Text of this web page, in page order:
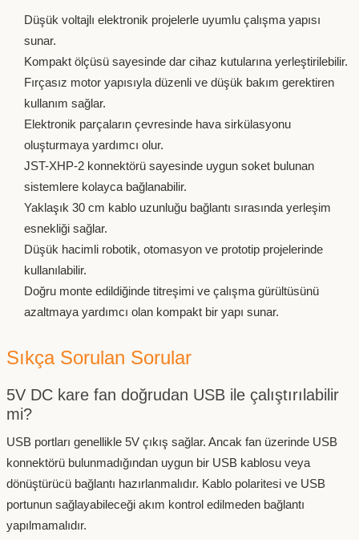
Düşük voltajlı elektronik projelerle uyumlu çalışma yapısı
sunar.
Kompakt ölçüsü sayesinde dar cihaz kutularına yerleştirilebilir.
Fırçasız motor yapısıyla düzenli ve düşük bakım gerektiren
kullanım sağlar.
Elektronik parçaların çevresinde hava sirkülasyonu
oluşturmaya yardımcı olur.
JST-XHP-2 konnektörü sayesinde uygun soket bulunan
sistemlere kolayca bağlanabilir.
Yaklaşık 30 cm kablo uzunluğu bağlantı sırasında yerleşim
esnekliği sağlar.
Düşük hacimli robotik, otomasyon ve prototip projelerinde
kullanılabilir.
Doğru monte edildiğinde titreşimi ve çalışma gürültüsünü
azaltmaya yardımcı olan kompakt bir yapı sunar.
Sıkça Sorulan Sorular
5V DC kare fan doğrudan USB ile çalıştırılabilir
mi?
USB portları genellikle 5V çıkış sağlar. Ancak fan üzerinde USB
konnektörü bulunmadığından uygun bir USB kablosu veya
dönüştürücü bağlantı hazırlanmalıdır. Kablo polaritesi ve USB
portunun sağlayabileceği akım kontrol edilmeden bağlantı
yapılmamalıdır.